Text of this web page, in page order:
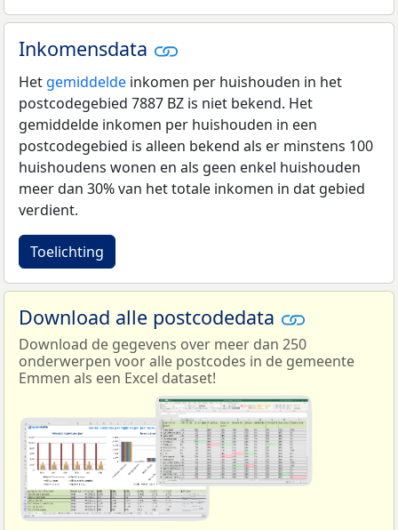
Inkomensdata
Het gemiddelde inkomen per huishouden in het
postcodegebied 7887 BZ is niet bekend. Het
gemiddelde inkomen per huishouden in een
postcodegebied is alleen bekend als er minstens 100
huishoudens wonen en als geen enkel huishouden
meer dan 30% van het totale inkomen in dat gebied
verdient.
Toelichting
Download alle postcodedata
Download de gegevens over meer dan 250
onderwerpen voor alle postcodes in de gemeente
Emmen als een Excel dataset!